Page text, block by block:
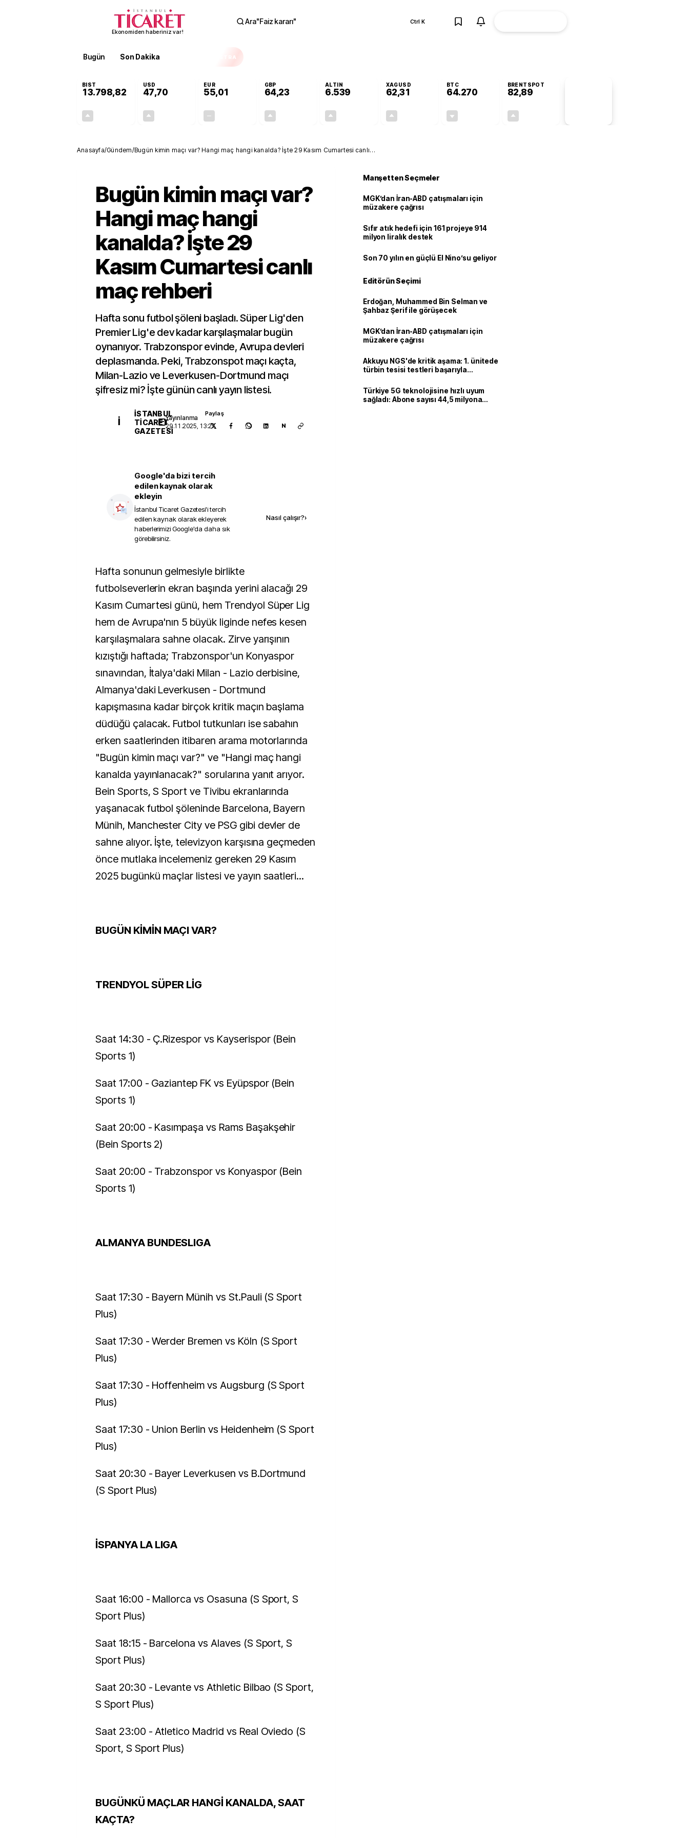
Ekonomiden haberiniz var!
Ara"Faiz kararı" Ctrl K
Bugün Son Dakika EKSTRA
BIST
13.798,82
USD
47,70
EUR
55,01
GBP
64,23
ALTIN
6.539
XAGUSD
62,31
BTC
64.270
BRENTSPOT
82,89
Anasayfa/Gündem/Bugün kimin maçı var? Hangi maç hangi kanalda? İşte 29 Kasım Cumartesi canlı
Bugün kimin maçı var?
Hangi maç hangi
kanalda? İşte 29
Kasım Cumartesi canlı
maç rehberi
Hafta sonu futbol şöleni başladı. Süper Lig'den
Premier Lig'e dev kadar karşılaşmalar bugün
oynanıyor. Trabzonspor evinde, Avrupa devleri
deplasmanda. Peki, Trabzonspot maçı kaçta,
Milan-Lazio ve Leverkusen-Dortmund maçı
şifresiz mi? İşte günün canlı yayın listesi.
İ
İSTANBUL
TICARET
GAZETESI
Yayınlanma
29.11.2025, 13:27
Paylaş
N
Google'da bizi tercih
edilen kaynak olarak
ekleyin
İstanbul Ticaret Gazetesi'i tercih
edilen kaynak olarak ekleyerek
haberlerimizi Google'da daha sık
görebilirsiniz.
Nasıl çalışır?›
Hafta sonunun gelmesiyle birlikte
futbolseverlerin ekran başında yerini alacağı 29
Kasım Cumartesi günü, hem Trendyol Süper Lig
hem de Avrupa'nın 5 büyük liginde nefes kesen
karşılaşmalara sahne olacak. Zirve yarışının
kızıştığı haftada; Trabzonspor'un Konyaspor
sınavından, İtalya'daki Milan - Lazio derbisine,
Almanya'daki Leverkusen - Dortmund
kapışmasına kadar birçok kritik maçın başlama
düdüğü çalacak. Futbol tutkunları ise sabahın
erken saatlerinden itibaren arama motorlarında
"Bugün kimin maçı var?" ve "Hangi maç hangi
kanalda yayınlanacak?" sorularına yanıt arıyor.
Bein Sports, S Sport ve Tivibu ekranlarında
yaşanacak futbol şöleninde Barcelona, Bayern
Münih, Manchester City ve PSG gibi devler de
sahne alıyor. İşte, televizyon karşısına geçmeden
önce mutlaka incelemeniz gereken 29 Kasım
2025 bugünkü maçlar listesi ve yayın saatleri...
BUGÜN KİMİN MAÇI VAR?
TRENDYOL SÜPER LİG
Saat 14:30 - Ç.Rizespor vs Kayserispor (Bein
Sports 1)
Saat 17:00 - Gaziantep FK vs Eyüpspor (Bein
Sports 1)
Saat 20:00 - Kasımpaşa vs Rams Başakşehir
(Bein Sports 2)
Saat 20:00 - Trabzonspor vs Konyaspor (Bein
Sports 1)
ALMANYA BUNDESLIGA
Saat 17:30 - Bayern Münih vs St.Pauli (S Sport
Plus)
Saat 17:30 - Werder Bremen vs Köln (S Sport
Plus)
Saat 17:30 - Hoffenheim vs Augsburg (S Sport
Plus)
Saat 17:30 - Union Berlin vs Heidenheim (S Sport
Plus)
Saat 20:30 - Bayer Leverkusen vs B.Dortmund
(S Sport Plus)
İSPANYA LA LIGA
Saat 16:00 - Mallorca vs Osasuna (S Sport, S
Sport Plus)
Saat 18:15 - Barcelona vs Alaves (S Sport, S
Sport Plus)
Saat 20:30 - Levante vs Athletic Bilbao (S Sport,
S Sport Plus)
Saat 23:00 - Atletico Madrid vs Real Oviedo (S
Sport, S Sport Plus)
BUGÜNKÜ MAÇLAR HANGİ KANALDA, SAAT
KAÇTA?
Manşetten Seçmeler
MGK’dan İran-ABD çatışmaları için
müzakere çağrısı
Sıfır atık hedefi için 161 projeye 914
milyon liralık destek
Son 70 yılın en güçlü El Nino’su geliyor
Editörün Seçimi
Erdoğan, Muhammed Bin Selman ve
Şahbaz Şerif ile görüşecek
MGK’dan İran-ABD çatışmaları için
müzakere çağrısı
Akkuyu NGS'de kritik aşama: 1. ünitede
türbin tesisi testleri başarıyla
Türkiye 5G teknolojisine hızlı uyum
sağladı: Abone sayısı 44,5 milyona